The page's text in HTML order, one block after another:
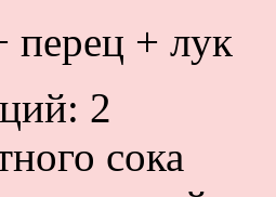
перец + лук
2
сока